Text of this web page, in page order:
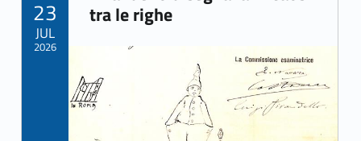
Link identifier archive #link-archive-33704
tra le righe
23
JUL
2026